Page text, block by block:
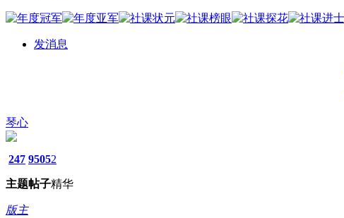
发消息
琴心
247
主题
9505
帖子
2
精华
版主